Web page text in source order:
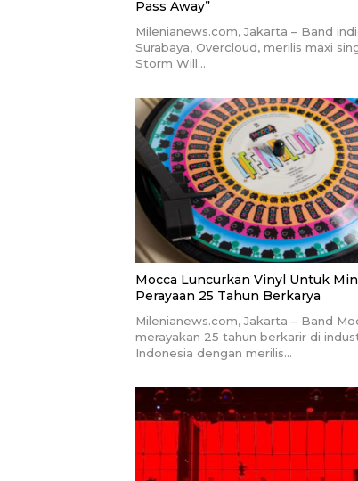
Pass Away”
Milenianews.com, Jakarta – Band
Surabaya, Overcloud, merilis maxi
Storm Will…
Mocca Luncurkan Vinyl Untuk
Perayaan 25 Tahun Berkarya
Milenianews.com, Jakarta – Band
merayakan 25 tahun berkarir di
Indonesia dengan merilis…